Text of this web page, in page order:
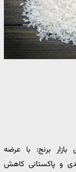
برنج: با عرضه
و پاکستانی کاهش